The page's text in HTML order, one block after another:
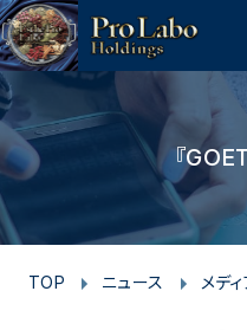
『
TOP ニュース メデ
o
p
a
g
e
t
o
p
s
t
a
g
r
a
m